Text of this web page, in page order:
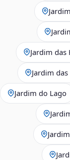
Jardim das
Jardim
Jardim do Lago